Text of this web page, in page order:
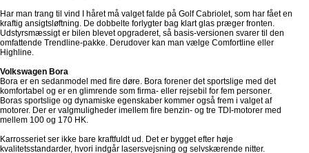
Har man trang til vind I håret må valget falde på Golf Cabriolet, som har fået en
kraftig ansigtsløftning. De dobbelte forlygter bag klart glas præger fronten.
Udstyrsmæssigt er bilen blevet opgraderet, så basis-versionen svarer til den
omfattende Trendline-pakke. Derudover kan man vælge Comfortline eller
Highline.
Volkswagen Bora
Bora er en sedanmodel med fire døre. Bora forener det sportslige med det
komfortabel og er en glimrende som firma- eller rejsebil for fem personer.
Boras sportslige og dynamiske egenskaber kommer også frem i valget af
motorer. Der er valgmuligheder imellem fire benzin- og tre TDI-motorer med
mellem 100 og 170 HK.
Karrosseriet ser ikke bare kraftfuldt ud. Det er bygget efter høje
kvalitetsstandarder, hvori indgår lasersvejsning og selvskærende nitter.